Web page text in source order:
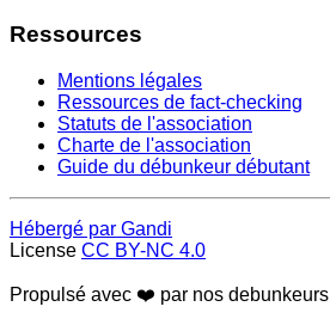
Ressources
Mentions légales
Ressources de fact-checking
Statuts de l'association
Charte de l'association
Guide du débunkeur débutant
Hébergé par Gandi
License CC BY-NC 4.0
Propulsé avec ❤️ par nos debunkeurs